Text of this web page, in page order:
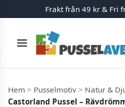
Hoppa till innehåll
Frakt från 49 kr & Fri
Meny
Hem > Pusselmotiv > Natur &
Castorland Pussel –